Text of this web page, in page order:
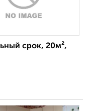
срок, 20м²,